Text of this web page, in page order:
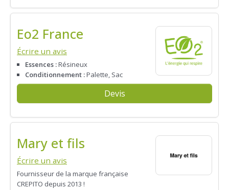
Eo2 France
Écrire un avis
Essences :Résineux
Conditionnement :Palette, Sac
Devis
Mary et fils
Écrire un avis
Fournisseur de la marque française
CREPITO depuis 2013 !